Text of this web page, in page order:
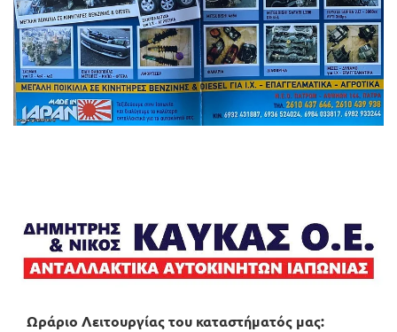
Ωράριο Λειτουργίας του καταστήματός μας: